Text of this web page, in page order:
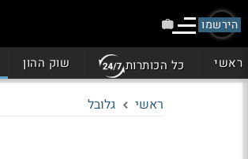
הירשמו
ראשי כל הכותרות שוק ההון
ראשי גלובל